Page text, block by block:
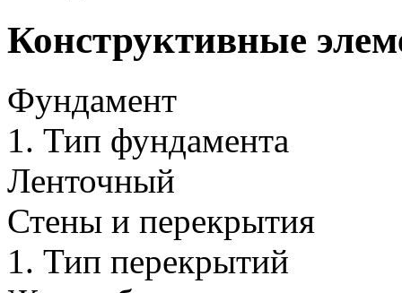
Конструктивные
Фундамент
1. Тип фундамента
Ленточный
Стены и перекрытия
1. Тип перекрытий